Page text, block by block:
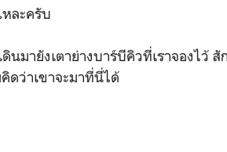
ละครับ
ดินมายังเตาย่างบาร์บีคิวที่เราจองไว้
ว่าเขาจะมาที่นี่ได้